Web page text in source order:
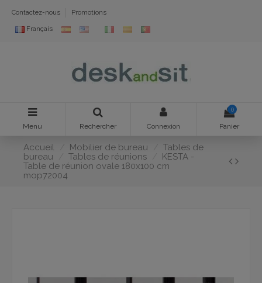
Contactez-nous Promotions
Français
Menu Rechercher Connexion
0
Panier
Accueil Mobilier de bureau
Tables de
bureau
Tables de réunions
KESTA -
Table de réunion ovale 180x100 cm
mop72004